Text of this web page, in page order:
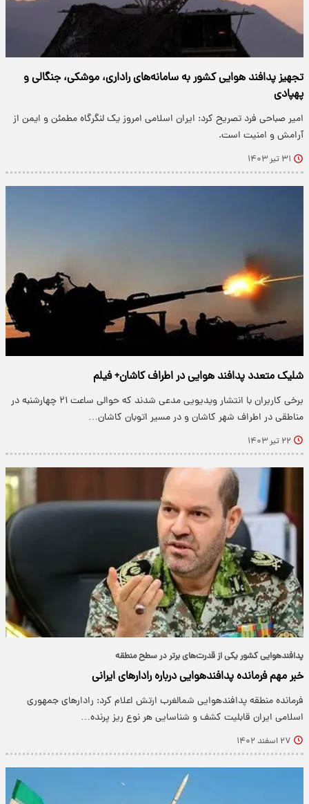
تجهیز پدافند هوایی کشور به سامانه‌های راداری، موشکی، جنگالی و
پهپادی
امیر صباحی فرد تصریح کرد: ایران اسلامی امروز یک لنگرگاه مطمئن و ایمن از
آرامش و امنیت است.
۳۱ تیر ۱۴۰۳
شلیک متعدد پدافند هوایی در اطراف کاشان+ فیلم
برخی کاربران با انتشار ویدیویی مدعی شدند که حوالی ساعت ۲۱ چهارشنبه در
مناطقی در اطراف شهر کاشان و در مسیر اتوبان کاشان…
۲۲ تیر ۱۴۰۳
پدافندهوایی کشور یکی از قدرت‌های برتر در سطح منطقه
خبر مهم فرمانده پدافندهوایی درباره رادارهای ایرانی
فرمانده منطقه پدافندهوایی شمالغرب ارتش اعلام کرد: رادارهای جمهوری
اسلامی ایران قابلیت کشف و شناسایی هر نوع ریز پرنده…
۲۷ اسفند ۱۴۰۲